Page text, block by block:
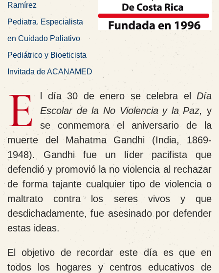
Ramírez
Pediatra. Especialista
en Cuidado Paliativo
Pediátrico y Bioeticista
Invitada de ACANAMED
E l día 30 de enero se celebra el Día
Escolar de la No Violencia y la Paz, y
se conmemora el aniversario de la
muerte del Mahatma Gandhi (India, 1869-
1948). Gandhi fue un líder pacifista que
defendió y promovió la no violencia al rechazar
de forma tajante cualquier tipo de violencia o
maltrato contra los seres vivos y que
desdichadamente, fue asesinado por defender
estas ideas.
El objetivo de recordar este día es que en
todos los hogares y centros educativos de